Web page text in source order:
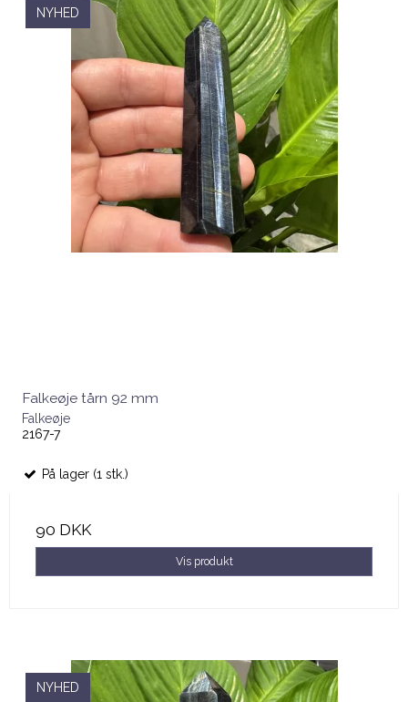
NYHED
Falkeøje tårn 92 mm
Falkeøje
2167-7
På lager (1 stk.)
90 DKK
Vis produkt
NYHED